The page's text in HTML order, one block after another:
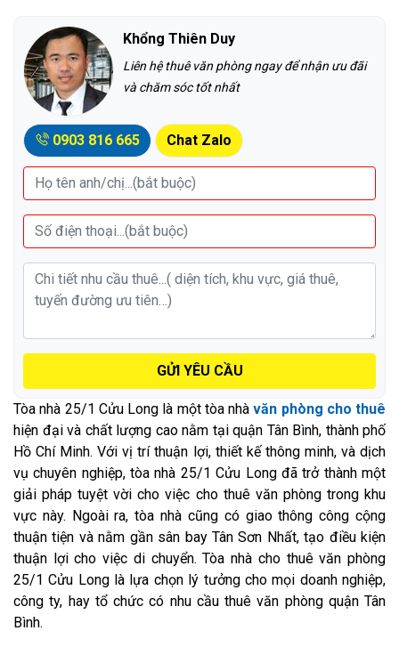
Khổng Thiên Duy
Liên hệ thuê văn phòng ngay để nhận ưu đãi
và chăm sóc tốt nhất
0903 816 665 Chat Zalo
GỬI YÊU CẦU
Tòa nhà 25/1 Cửu Long là một tòa nhàvăn phòng cho thuê
hiện đại và chất lượng cao nằm tại quận Tân Bình, thành phố
Hồ Chí Minh. Với vị trí thuận lợi, thiết kế thông minh, và dịch
vụ chuyên nghiệp, tòa nhà 25/1 Cửu Long đã trở thành một
giải pháp tuyệt vời cho việc cho thuê văn phòng trong khu
vực này. Ngoài ra, tòa nhà cũng có giao thông công cộng
thuận tiện và nằm gần sân bay Tân Sơn Nhất, tạo điều kiện
thuận lợi cho việc di chuyển. Tòa nhà cho thuê văn phòng
25/1 Cửu Long là lựa chọn lý tưởng cho mọi doanh nghiệp,
công ty, hay tổ chức có nhu cầu thuê văn phòng quận Tân
Bình.